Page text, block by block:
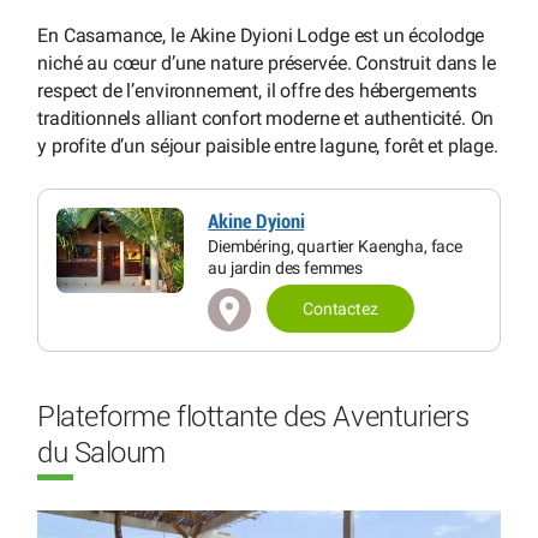
En Casamance, le Akine Dyioni Lodge est un écolodge
niché au cœur d’une nature préservée. Construit dans le
respect de l’environnement, il offre des hébergements
traditionnels alliant confort moderne et authenticité. On
y profite d’un séjour paisible entre lagune, forêt et plage.
Akine Dyioni
Diembéring, quartier Kaengha, face
au jardin des femmes
Contactez
Plateforme flottante des Aventuriers
du Saloum